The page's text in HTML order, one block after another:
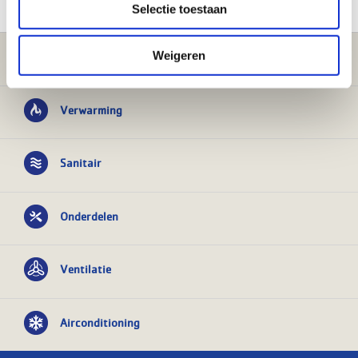
Selectie toestaan
Weigeren
Verwarming
Sanitair
Onderdelen
Ventilatie
Airconditioning